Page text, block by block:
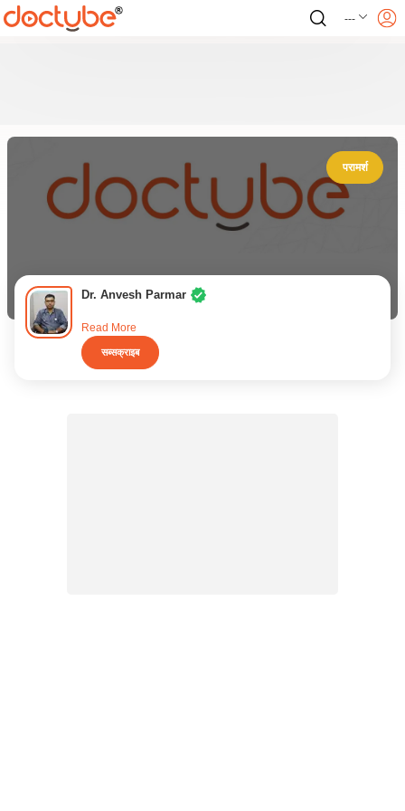
---
परामर्श
Dr. Anvesh Parmar
Read More
सब्सक्राइब